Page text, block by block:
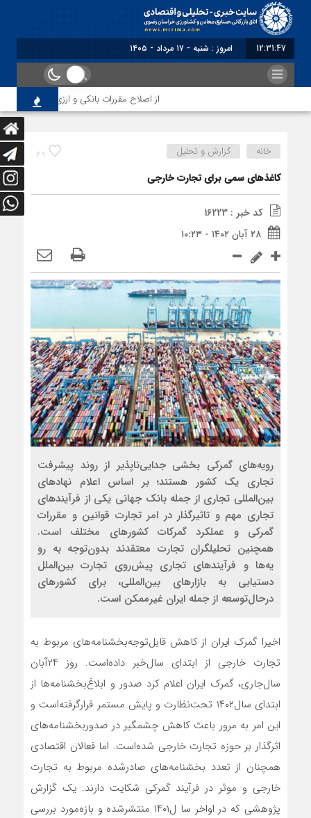
12:31:48 برابر با : Saturday - 8 August - 2026
از اصلاح مقررات بانکی و ارزی تا تقویت پیوند
29 خانه گزارش و تحلیل
کاغذهای سمی برای تجارت خارجی
کد خبر : 16223
۲۸ آبان ۱۴۰۲ - ۱۰:۲۳
رویه‌‌‌‌‌های گمرکی بخشی جدایی‌‌‌‌‌ناپذیر از روند پیشرفت
تجاری یک کشور هستند؛ بر اساس اعلام نهادهای
بین‌المللی تجاری از جمله بانک جهانی یکی از فرآیندهای
تجاری مهم و تاثیرگذار در امر تجارت قوانین و مقررات
گمرکی و عملکرد گمرکات کشورهای مختلف است.
همچنین تحلیلگران تجارت معتقدند بدون‌توجه به رو
یه‌‌‌‌‌ها و فرآیندهای تجاری پیش‌روی تجارت بین‌الملل
دستیابی به بازارهای بین‌المللی، برای کشورهای
درحال‌توسعه از جمله ایران غیرممکن است.
اخیرا گمرک ایران از کاهش قابل‌توجه‌بخشنامه‌‌‌‌‌های مربوط به
تجارت خارجی از ابتدای سال‌خبر داده‌است. روز ۲۴آبان
سال‌جاری، گمرک ایران اعلام کرد صدور و ابلاغ‌بخشنامه‌‌‌‌‌ها از
ابتدای سال‌۱۴۰۲ تحت‌نظارت و پایش مستمر قرارگرفته‌است و
این امر به مرور باعث کاهش چشمگیر در صدور‌بخشنامه‌‌‌‌‌های
اثرگذار بر حوزه تجارت خارجی شده‌است. اما فعالان اقتصادی
همچنان از تعدد ‌بخشنامه‌‌‌‌‌های صادرشده مربوط به تجارت
خارجی و موثر در فرآیند گمرکی شکایت دارند. یک گزارش
پژوهشی که در اواخر سا ل۱۴۰۱ منتشرشده و بازه‌مورد بررسی